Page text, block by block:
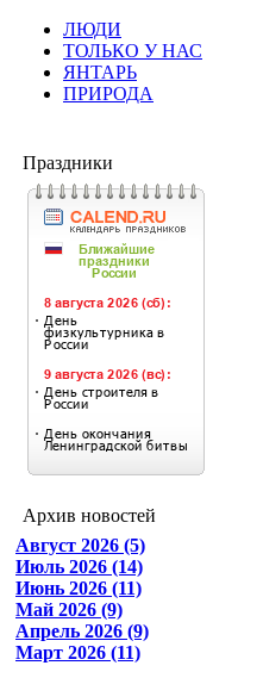
ЛЮДИ
ТОЛЬКО У НАС
ЯНТАРЬ
ПРИРОДА
Праздники
Архив новостей
Август 2026 (5)
Июль 2026 (14)
Июнь 2026 (11)
Май 2026 (9)
Апрель 2026 (9)
Март 2026 (11)